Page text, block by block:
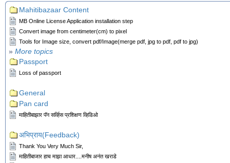
Mahitibazaar Content
MB Online License Application installation step
Convert image from centimeter(cm) to pixel
Tools for Image size, convert pdf/Image(merge pdf, jpg to pdf, pdf to jpg)
» More topics
Passport
Loss of passport
General
Pan card
माहितीबाझार पॅन सर्व्हिस प्रशिक्षण व्हिडिओ
अभिप्राय(Feedback)
Thank You Very Much Sir,
माहितीबाजार हाच माझा आधार....मनीष अनंत खराडे